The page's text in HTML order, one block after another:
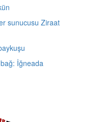
sunucusu Ziraat
İğneada